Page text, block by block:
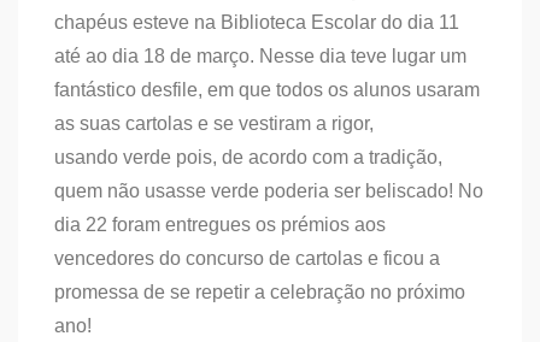
chapéus esteve na Biblioteca Escolar do dia 11
até ao dia 18 de março. Nesse dia teve lugar um
fantástico desfile, em que todos os alunos usaram
as suas cartolas e se vestiram a rigor,
usando verde pois, de acordo com a tradição,
quem não usasse verde poderia ser beliscado! No
dia 22 foram entregues os prémios aos
vencedores do concurso de cartolas e ficou a
promessa de se repetir a celebração no próximo
ano!